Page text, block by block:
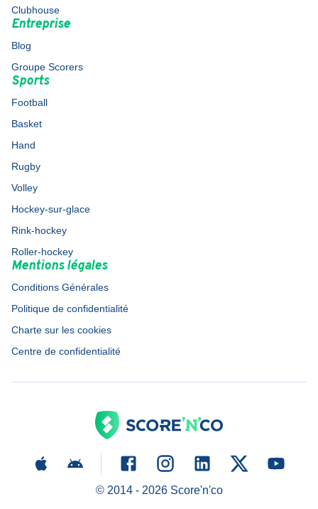
Clubhouse
Entreprise
Blog
Groupe Scorers
Sports
Football
Basket
Hand
Rugby
Volley
Hockey-sur-glace
Rink-hockey
Roller-hockey
Mentions légales
Conditions Générales
Politique de confidentialité
Charte sur les cookies
Centre de confidentialité
© 2014 - 2026Score'n'co